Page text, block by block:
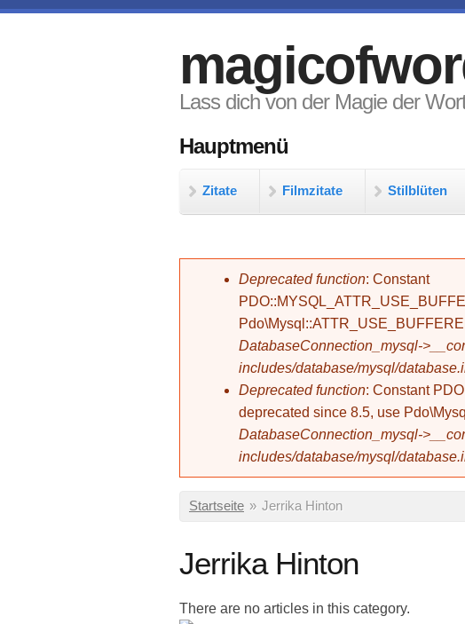
Lass dich von der Magie der
Hauptmenü
Zitate Filmzitate Stilblüten
Fehlermeldung
Deprecated function: Constant
DatabaseConnection_mysql-
includes/database/mysql/
Deprecated function: Constant
deprecated since 8.5, use
DatabaseConnection_mysql-
includes/database/mysql/
Sie sind hier
Startseite » Jerrika Hinton
Jerrika Hinton
There are no articles in this category.